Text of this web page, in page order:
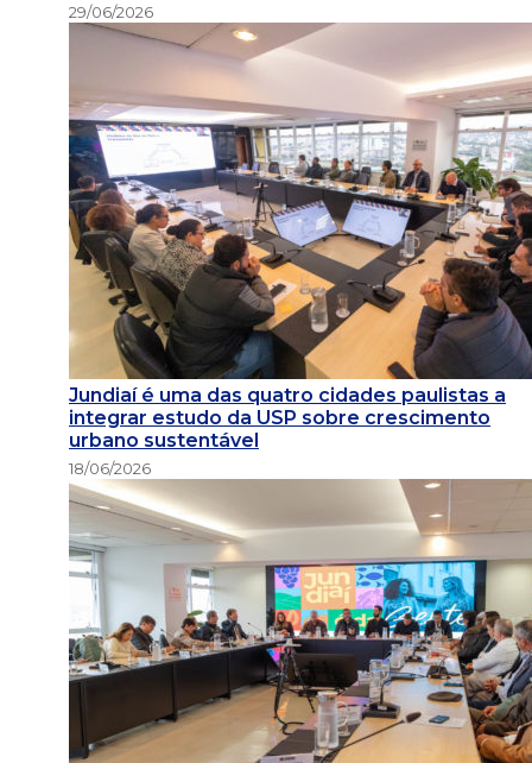
29/06/2026
Jundiaí é uma das quatro cidades paulistas a
integrar estudo da USP sobre crescimento
urbano sustentável
18/06/2026